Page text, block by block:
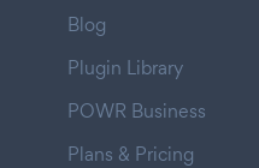
Blog
Plugin Library
POWR Business
Plans & Pricing